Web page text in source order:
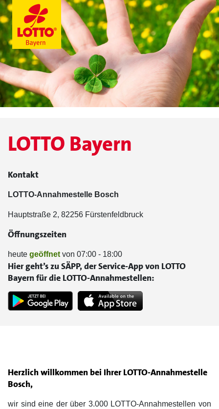
Herzlich willkommen bei Ihrer LOTTO-Annahmestelle
Bosch,
wir sind eine der über 3.000 LOTTO-Annahmestellen von
LOTTO Bayern
Kontakt
LOTTO-Annahmestelle Bosch
Hauptstraße 2, 82256 Fürstenfeldbruck
Öffnungszeiten
heute geöffnet von 07:00 - 18:00
Hier geht’s zu SÄPP, der Service-App von LOTTO
Bayern für die LOTTO-Annahmestellen: